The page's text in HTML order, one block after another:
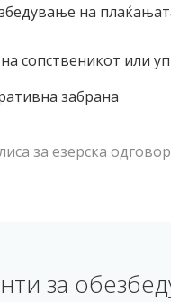
на
сопственикот или
забрана
за езерска
за